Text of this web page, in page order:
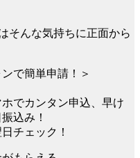
そんな気持ちに正面から
で簡単申請！＞
でカンタン申込、早け
込み！
チェック！